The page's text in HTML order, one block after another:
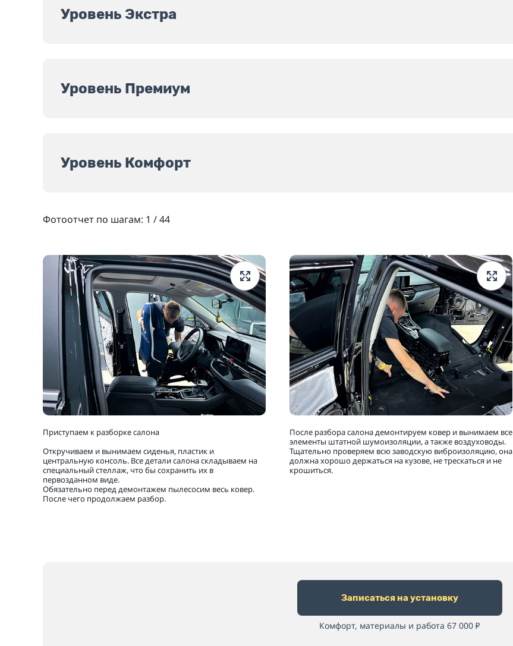
Уровень Экстра
Уровень Премиум
Уровень Комфорт
Фотоотчет по шагам: 1 /44
Приступаем к разборке салона
Откручиваем и вынимаем сиденья, пластик и
центральную консоль. Все детали салона складываем на
специальный стеллаж, что бы сохранить их в
первозданном виде.
Обязательно перед демонтажем пылесосим весь ковер.
После чего продолжаем разбор.
После разбора салона демонтируем ковер и вынимаем все
элементы штатной шумоизоляции, а также воздуховоды.
Тщательно проверяем всю заводскую виброизоляцию, она
должна хорошо держаться на кузове, не трескаться и не
крошиться.
Записаться на установку
Комфорт, материалы и работа 67 000 ₽